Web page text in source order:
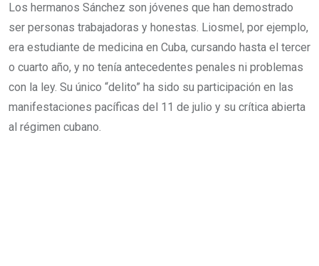
Los hermanos Sánchez son jóvenes que han demostrado
ser personas trabajadoras y honestas. Liosmel, por ejemplo,
era estudiante de medicina en Cuba, cursando hasta el tercer
o cuarto año, y no tenía antecedentes penales ni problemas
con la ley. Su único “delito” ha sido su participación en las
manifestaciones pacíficas del 11 de julio y su crítica abierta
al régimen cubano.